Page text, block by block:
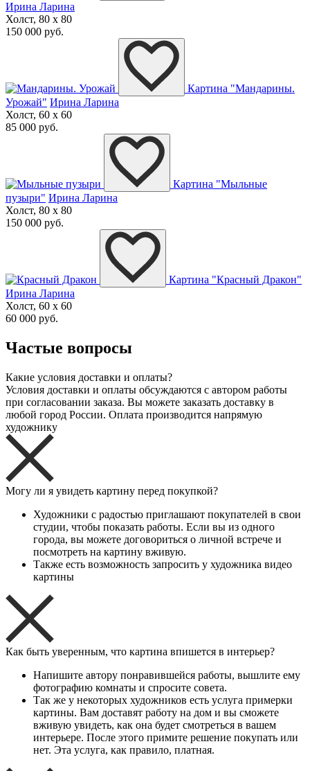
Ирина Ларина
Холст, 80 x 80
150 000 руб.
Картина "Мандарины.
Урожай" Ирина Ларина
Холст, 60 x 60
85 000 руб.
Картина "Мыльные
пузыри" Ирина Ларина
Холст, 80 x 80
150 000 руб.
Картина "Красный Дракон"
Ирина Ларина
Холст, 60 x 60
60 000 руб.
Частые вопросы
Какие условия доставки и оплаты?
Условия доставки и оплаты обсуждаются с автором работы
при согласовании заказа. Вы можете заказать доставку в
любой город России. Оплата производится напрямую
художнику
Могу ли я увидеть картину перед покупкой?
Художники с радостью приглашают покупателей в свои
студии, чтобы показать работы. Если вы из одного
города, вы можете договориться о личной встрече и
посмотреть на картину вживую.
Также есть возможность запросить у художника видео
картины
Как быть уверенным, что картина впишется в интерьер?
Напишите автору понравившейся работы, вышлите ему
фотографию комнаты и спросите совета.
Так же у некоторых художников есть услуга примерки
картины. Вам доставят работу на дом и вы сможете
вживую увидеть, как она будет смотреться в вашем
интерьере. После этого примите решение покупать или
нет. Эта услуга, как правило, платная.